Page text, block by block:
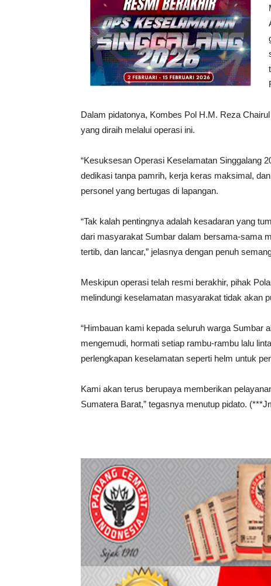
Dalam pidatonya, Kombes Pol H.M. Reza
yang diraih melalui operasi ini.
“Kesuksesan Operasi Keselamatan Singgalang
dedikasi tanpa pamrih, kerja keras maksimal,
personel yang bertugas di lapangan.
“Tak kalah pentingnya adalah kesadaran yang
dari masyarakat Sumbar dalam bersama-sama
tertib, dan lancar,” jelasnya dengan penuh
Meskipun operasi telah resmi berakhir, pihak
melindungi keselamatan masyarakat tidak akan
“Himbauan kami kepada seluruh warga Sumbar
mengemudi, hormati setiap rambu-rambu lalu
perlengkapan keselamatan seperti helm untuk
Kami akan terus berupaya memberikan
Sumatera Barat,” tegasnya menutup pidato.